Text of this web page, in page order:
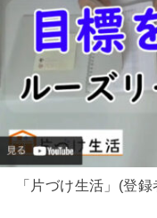
「片づけ生活」(登